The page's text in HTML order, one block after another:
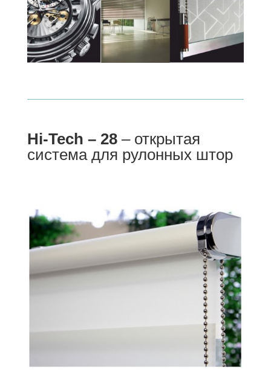
Hi-Tech – 28– открытая
система для рулонных штор